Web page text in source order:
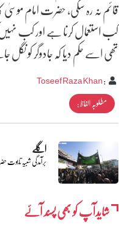
قائم نہ رہ سکی، حضرت امام
کب استعمال کرنا ہے اور کب نہیں
تھی اسے حکم دیا کہ جادوگر کو
:
Toseef Raza Khan
مطلوبہ الفاظ :
اگلے
برآمدگی شبیہ تابوت
شایدآپ کو بھی پسند آئے